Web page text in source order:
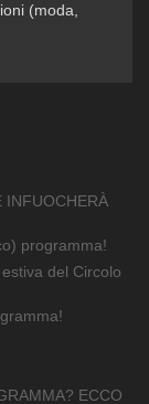
(moda,
INFUOCHERÀ
programma!
del Circolo
ECCO